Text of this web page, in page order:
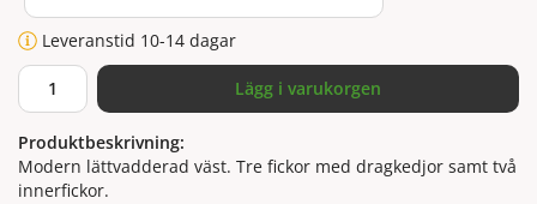
Leveranstid 10-14 dagar
Lägg i varukorgen
Produktbeskrivning:
Modern lättvadderad väst. Tre fickor med dragkedjor samt två
innerfickor.